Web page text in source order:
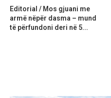
Editorial / Mos gjuani me
armë nëpër dasma – mund
të përfundoni deri në 5...